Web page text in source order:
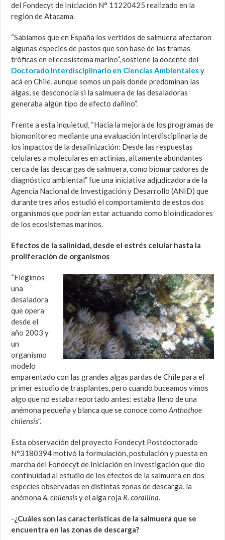
del Fondecyt de Iniciación N° 11220425 realizado en la
región de Atacama.
“Sabíamos que en España los vertidos de salmuera afectaron
algunas especies de pastos que son base de las tramas
tróficas en el ecosistema marino”, sostiene la docente del
Doctorado Interdisciplinario en Ciencias Ambientalesy
acá en Chile, aunque somos un país donde predominan las
algas, se desconocía si la salmuera de las desaladoras
generaba algún tipo de efecto dañino”.
Frente a esta inquietud, “Hacia la mejora de los programas de
biomonitoreo mediante una evaluación interdisciplinaria de
los impactos de la desalinización: Desde las respuestas
celulares a moleculares en actinias, altamente abundantes
cerca de las descargas de salmuera, como biomarcadores de
diagnóstico ambiental” fue una iniciativa adjudicadora de la
Agencia Nacional de Investigación y Desarrollo (ANID) que
durante tres años estudió el comportamiento de estos dos
organismos que podrían estar actuando como bioindicadores
de los ecosistemas marinos.
Efectos de la salinidad, desde el estrés celular hasta la
proliferación de organismos
“Elegimos
una
desaladora
que opera
desde el
año 2003 y
un
organismo
modelo
emparentado con las grandes algas pardas de Chile para el
primer estudio de trasplantes, pero cuando buceamos vimos
algo que no estaba reportado antes: estaba lleno de una
anémona pequeña y blanca que se conoce como Anthothoe
chilensis”.
Esta observación del proyecto Fondecyt Postdoctorado
N°3180394 motivó la formulación, postulación y puesta en
marcha del Fondecyt de Iniciación en Investigación que dio
continuidad al estudio de los efectos de la salmuera en dos
especies observadas en distintas zonas de descarga, la
anémonaA. chilensisy el alga roja R. corallina.
-¿Cuáles son las características de la salmuera que se
encuentra en las zonas de descarga?